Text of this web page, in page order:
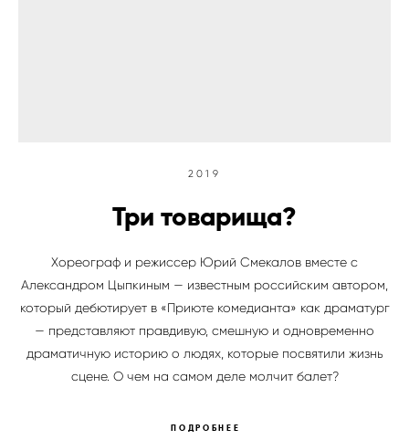
2019
Три товарища?
Хореограф и режиссер Юрий Смекалов вместе с
Александром Цыпкиным — известным российским автором,
который дебютирует в «Приюте комедианта» как драматург
— представляют правдивую, смешную и одновременно
драматичную историю о людях, которые посвятили жизнь
сцене. О чем на самом деле молчит балет?
ПОДРОБНЕЕ